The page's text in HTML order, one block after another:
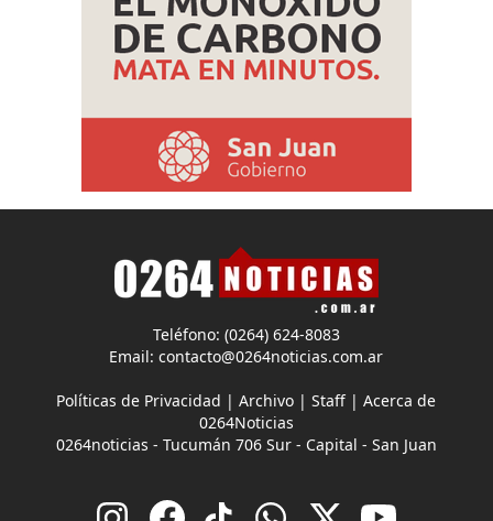
Teléfono: (0264) 624-8083
Email:contacto@0264noticias.com.ar
Políticas de Privacidad |Archivo |Staff |Acerca de
0264Noticias
0264noticias - Tucumán 706 Sur - Capital - San Juan